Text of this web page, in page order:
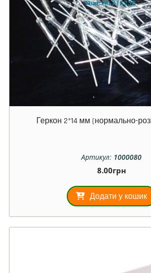
Геркон 2*14 мм (нормально-
Артикул: 1000080
8.00грн
Додати у кошик